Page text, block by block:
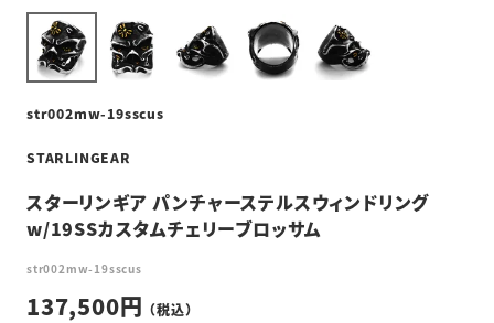
str002mw-19sscus
STARLINGEAR
スターリンギア パンチャーステルスウィンドリング
w/19SSカスタムチェリーブロッサム
str002mw-19sscus
137,500